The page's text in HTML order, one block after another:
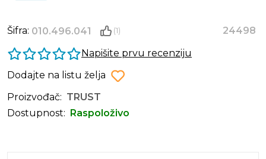
Šifra: 010.496.041 (1)
24498
Napišite prvu recenziju
Dodajte na listu želja
Proizvođač: TRUST
Dostupnost:
Raspoloživo